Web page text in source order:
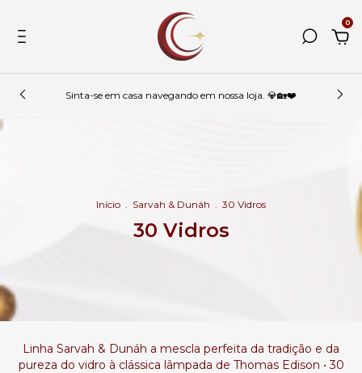
0
Sinta-se em casa navegando em nossa loja. 💎🏡❤️
Início . Sarvah & Dunáh . 30 Vidros
30 Vidros
Linha Sarvah & Dunáh a mescla perfeita da tradição e da
pureza do vidro à clássica lâmpada de Thomas Edison • 30